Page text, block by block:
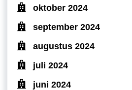
oktober 2024
september 2024
augustus 2024
juli 2024
juni 2024